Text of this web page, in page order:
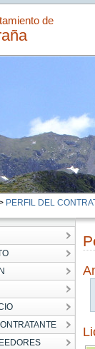
de
PERFIL DEL